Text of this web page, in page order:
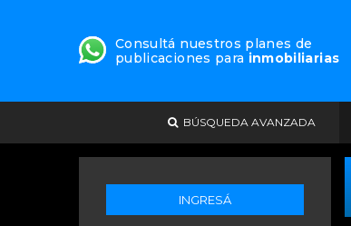
Consultá nuestros planes de
publicaciones para inmobiliarias
BÚSQUEDA AVANZADA
INGRESÁ